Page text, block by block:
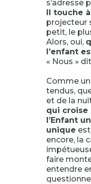
s’adresse
Il touche
projecteur
petit, le
Alors, oui,
l’enfant
« Nous »
Comme
tendus,
et de la
qui croise
l’Enfant
unique
encore, la
faire
entendre